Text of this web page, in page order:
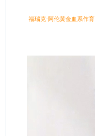
福瑞克·阿伦黄金血系作育